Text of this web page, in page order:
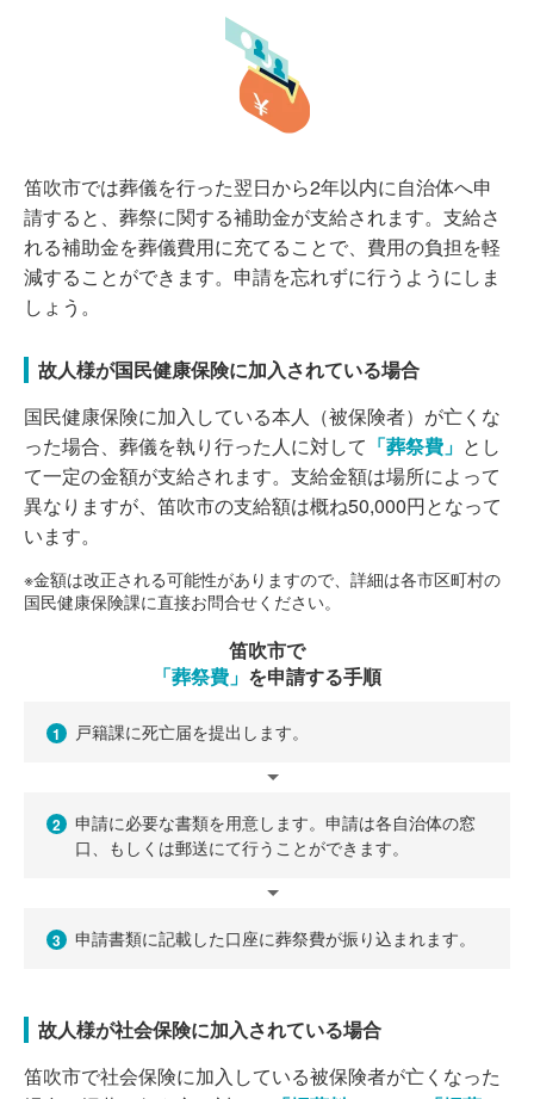
笛吹市では葬儀を行った翌日から2年以内に自治体へ申
請すると、葬祭に関する補助金が支給されます。支給さ
れる補助金を葬儀費用に充てることで、費用の負担を軽
減することができます。申請を忘れずに行うようにしま
しょう。
故人様が国民健康保険に加入されている場合
国民健康保険に加入している本人（被保険者）が亡くな
った場合、葬儀を執り行った人に対して 「葬祭費」 とし
て一定の金額が支給されます。支給金額は場所によって
異なりますが、笛吹市の支給額は概ね50,000円となって
います。
※金額は改正される可能性がありますので、詳細は各市区町村の
国民健康保険課に直接お問合せください。
笛吹市で
「葬祭費」 を申請する手順
1 戸籍課に死亡届を提出します。
2
申請に必要な書類を用意します。申請は各自治体の窓
口、もしくは郵送にて行うことができます。
3 申請書類に記載した口座に葬祭費が振り込まれます。
故人様が社会保険に加入されている場合
笛吹市で社会保険に加入している被保険者が亡くなった